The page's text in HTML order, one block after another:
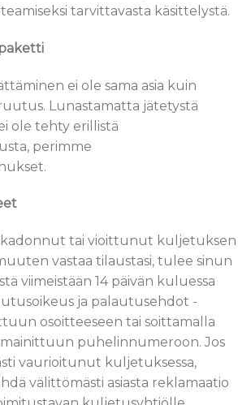
tarvittavasta käsittelystä.
ei ole sama asia kuin
Lunastamatta jätetystä
ole tehty erillistä
perimme
kadonnut tai vioittunut kuljetuksen
vastaa tilaustasi, tulee sinun
viimeistään 14 päivän kuluessa
ja palautusehdot -
osoitteeseen tai soittamalla
mainittuun puhelinnumeroon. Jos
vaurioitunut kuljetuksessa,
välittömästi asiasta reklamaatio